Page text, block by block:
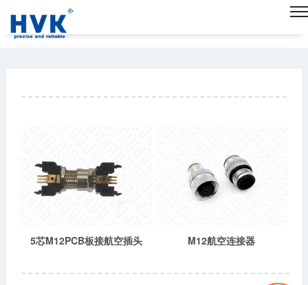
5芯M12PCB板接航空插头 M12航空连接器